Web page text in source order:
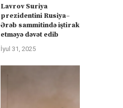
Lavrov Suriya
prezidentini Rusiya–
Ərəb sammitində iştirak
etməyə dəvət edib
İyul 31, 2025